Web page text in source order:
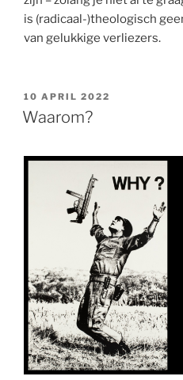
is (radicaal-)theologisch
van gelukkige verliezers.
GEPLAATST
OP
10 APRIL 2022
Waarom?